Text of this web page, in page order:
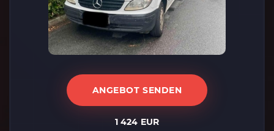
ANGEBOT SENDEN
1 424 EUR